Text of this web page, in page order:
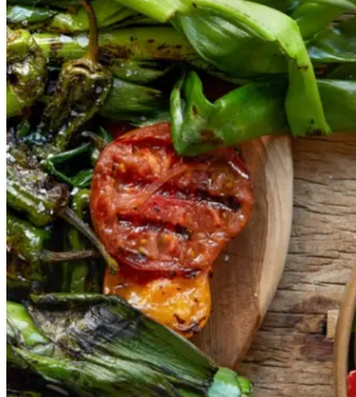
Gem opskrift
Vegansk
Vegetarisk
Vores version af den traditionelle
salat empedrat fra det catalanske
køkken. Spis den med brød som
en let frokost eller i et større
måltid som her. Salbitxada minder
noget om en anden ligeledes
catalansk sauce, romesco. I
Catalonien spises den til såkaldte
calcots, der er små porrelignende
løg. Dem griller man helt sorte, så
fjerner man den yderste skal og
dypper det fløjlsbløde løg i
saucen. Calcots er svære at
opdrive på disse kanter, men små
nye porrer kan bruges.